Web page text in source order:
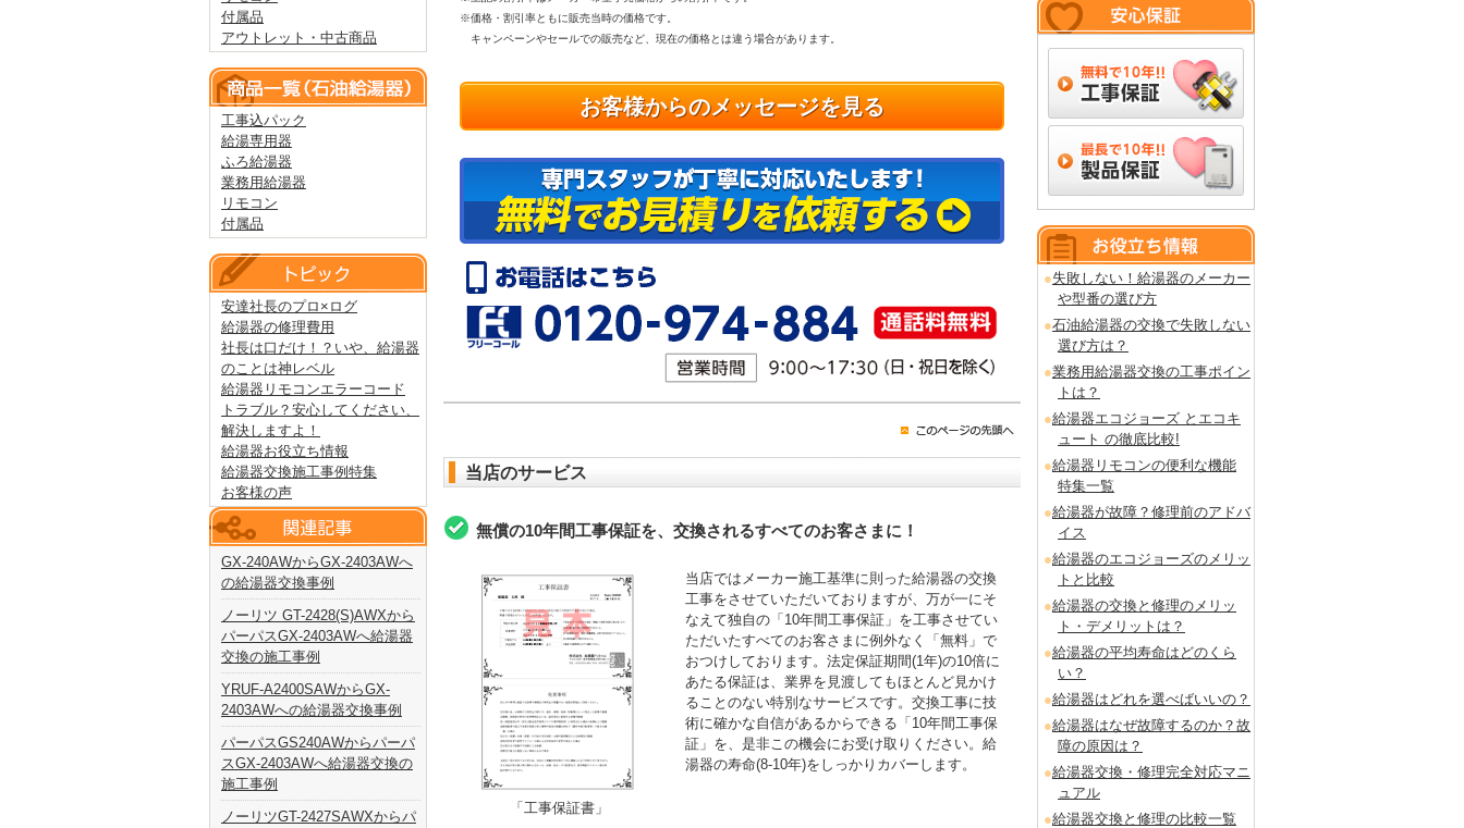
付属品
アウトレット・中古商品
工事込パック
給湯専用器
ふろ給湯器
業務用給湯器
リモコン
付属品
安達社長のプロ×ログ
給湯器の修理費用
社長は口だけ！？いや、給湯器
のことは神レベル
給湯器リモコンエラーコード
トラブル？安心してください、
解決しますよ！
給湯器お役立ち情報
給湯器交換施工事例特集
お客様の声
GX-240AWからGX-2403AWへ
の給湯器交換事例
ノーリツ GT-2428(S)AWXから
パーパスGX-2403AWへ給湯器
交換の施工事例
YRUF-A2400SAWからGX-
2403AWへの給湯器交換事例
パーパスGS240AWからパーパ
スGX-2403AWへ給湯器交換の
施工事例
ノーリツGT-2427SAWXからパ
失敗しない！給湯器のメーカー
や型番の選び方
石油給湯器の交換で失敗しない
選び方は？
業務用給湯器交換の工事ポイン
トは？
給湯器エコジョーズ とエコキ
ュート の徹底比較!
給湯器リモコンの便利な機能
特集一覧
給湯器が故障？修理前のアドバ
イス
給湯器のエコジョーズのメリッ
トと比較
給湯器の交換と修理のメリッ
ト・デメリットは？
給湯器の平均寿命はどのくら
い？
給湯器はどれを選べばいいの？
給湯器はなぜ故障するのか？故
障の原因は？
給湯器交換・修理完全対応マニ
ュアル
給湯器交換と修理の比較一覧
※価格・割引率ともに販売当時の価格です。
キャンペーンやセールでの販売など、現在の価格とは違う場合があります。
お客様からのメッセージを見る
当店のサービス
無償の10年間工事保証を、交換されるすべてのお客さまに！
「工事保証書」
当店ではメーカー施工基準に則った給湯器の交換
工事をさせていただいておりますが、万が一にそ
なえて独自の「10年間工事保証」を工事させてい
ただいたすべてのお客さまに例外なく「無料」で
おつけしております。法定保証期間(1年)の10倍に
あたる保証は、業界を見渡してもほとんど見かけ
ることのない特別なサービスです。交換工事に技
術に確かな自信があるからできる「10年間工事保
証」を、是非この機会にお受け取りください。給
湯器の寿命(8-10年)をしっかりカバーします。